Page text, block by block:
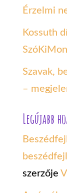
Érzelmi
Kossuth
Szavak,
–
Legújabb
szerzője